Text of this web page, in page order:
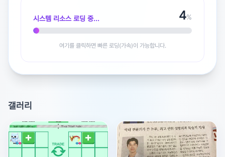
시 이름도 하이픈(-)으로 연결하고 대문자로 표기합니다.4.
도/지역명은 붙여서 쓰되 대문자로 표기합니다.5. 국가명은
반드시 영문으로 대문자로 표기합니다.​작성하신 형식이 정
광고 [X]를 누르면 내용이 해제됩니다
시스템 리소스 로딩 중... 5%
여기를 클릭하면 빠른 로딩(가속)이 가능합니다.
갤러리